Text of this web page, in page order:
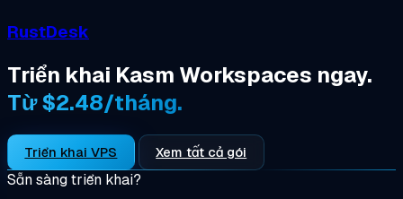
RustDesk
Triển khai Kasm Workspaces ngay.
Từ $2.48/tháng.
Triển khai VPS Xem tất cả gói
Sẵn sàng triển khai?